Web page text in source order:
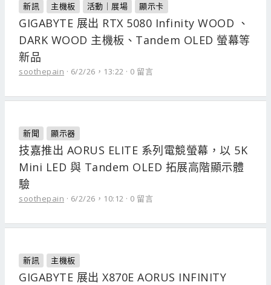
新訊 主機板 活動｜展場 顯示卡
GIGABYTE 展出 RTX 5080 Infinity WOOD 、
DARK WOOD 主機板、Tandem OLED 螢幕等
新品
soothepain 6/2/26，13:22 0 留言
新聞 顯示器
技嘉推出 AORUS ELITE 系列電競螢幕，以 5K
Mini LED 與 Tandem OLED 拓展高階顯示體
驗
soothepain 6/2/26，10:12 0 留言
新訊 主機板
GIGABYTE 展出 X870E AORUS INFINITY